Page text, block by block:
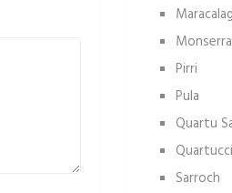
Pirri
Pula
Quartu
Sarroch